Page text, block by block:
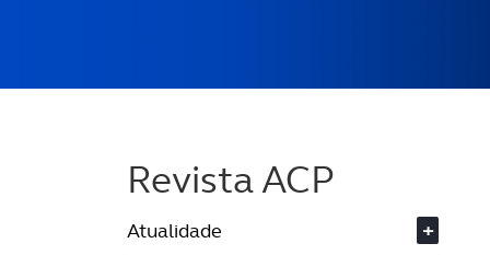
Revista ACP
Atualidade
+